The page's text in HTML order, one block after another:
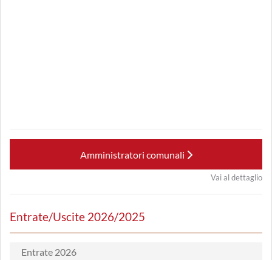
Amministratori comunali
Vai al dettaglio
Entrate/Uscite 2026/2025
Entrate 2026